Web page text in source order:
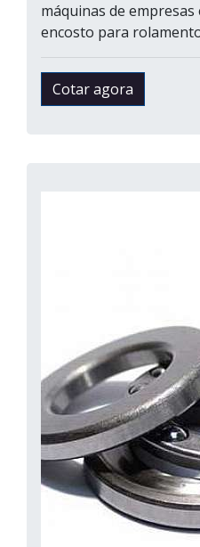
máquinas de
encosto para
Cotar agora